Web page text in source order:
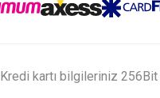
Kredi kartı bilgileriniz 256Bit